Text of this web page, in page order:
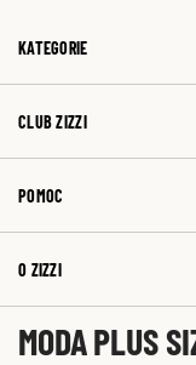
KATEGORIE
CLUB ZIZZI
POMOC
O ZIZZI
MODA PLUS